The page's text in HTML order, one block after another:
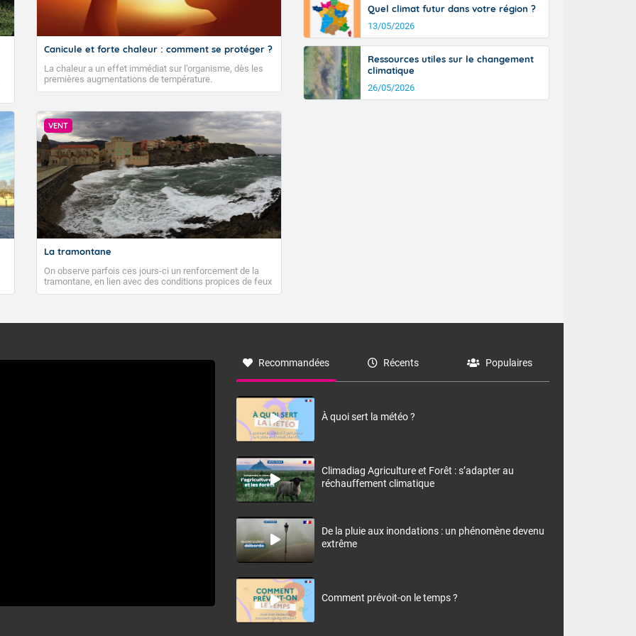
Canicule et forte chaleur : comment se protéger ?
La chaleur a un effet immédiat sur l’organisme, dès les
premières augmentations de température.
VENT
La tramontane
On observe parfois ces jours-ci un renforcement de la
tramontane, en lien avec des conditions propices de feux
de forêt. Mais qu'est-ce que la tramontane ? Quelles sont
à nord-ouest, dans un secteur qui part du Roussillon à la
monts, en allusion aux régions montagneuses d’où
Quel climat futur dans votre région ?
13/05/2026
Ressources utiles sur le changement
climatique
26/05/2026
Recommandées Récents Populaires
À quoi sert la météo ?
Climadiag Agriculture et Forêt : s’adapter au
réchauffement climatique
De la pluie aux inondations : un phénomène devenu
extrême
Comment prévoit-on le temps ?